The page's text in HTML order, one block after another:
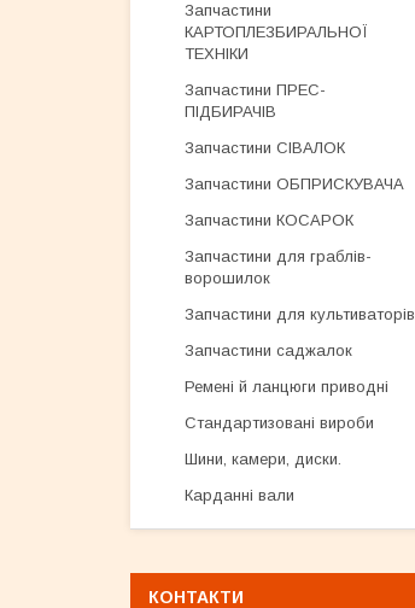
Запчастини
КАРТОПЛЕЗБИРАЛЬНОЇ
ТЕХНІКИ
Запчастини ПРЕС-
ПІДБИРАЧІВ
Запчастини СІВАЛОК
Запчастини ОБПРИСКУВАЧА
Запчастини КОСАРОК
Запчастини для граблів-
ворошилок
Запчастини для культиваторів
Запчастини саджалок
Ремені й ланцюги приводні
Стандартизовані вироби
Шини, камери, диски.
Карданні вали
КОНТАКТИ